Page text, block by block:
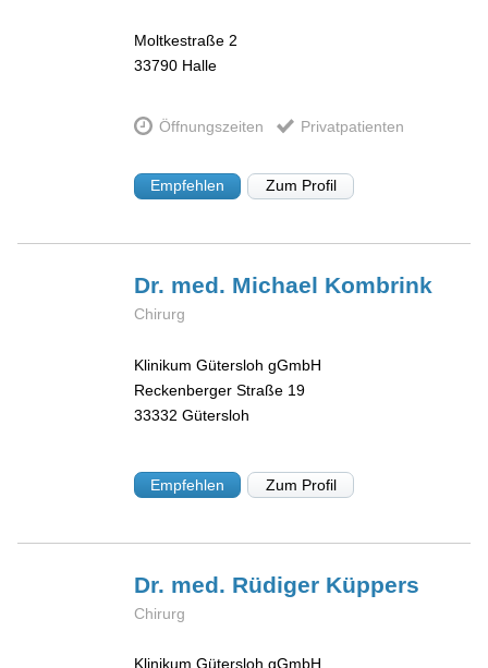
Moltkestraße 2
33790 Halle
Öffnungszeiten Privatpatienten
Empfehlen Zum Profil
Dr. med. Michael Kombrink
Chirurg
Klinikum Gütersloh gGmbH
Reckenberger Straße 19
33332 Gütersloh
Empfehlen Zum Profil
Dr. med. Rüdiger Küppers
Chirurg
Klinikum Gütersloh gGmbH